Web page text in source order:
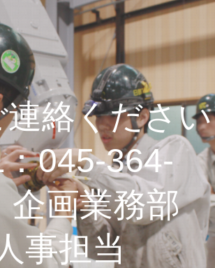
絡ください
045-364-
画業務部
事担当